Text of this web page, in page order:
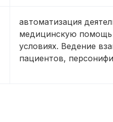
автоматизация
медицинскую помощь
условиях. Ведение
пациентов,